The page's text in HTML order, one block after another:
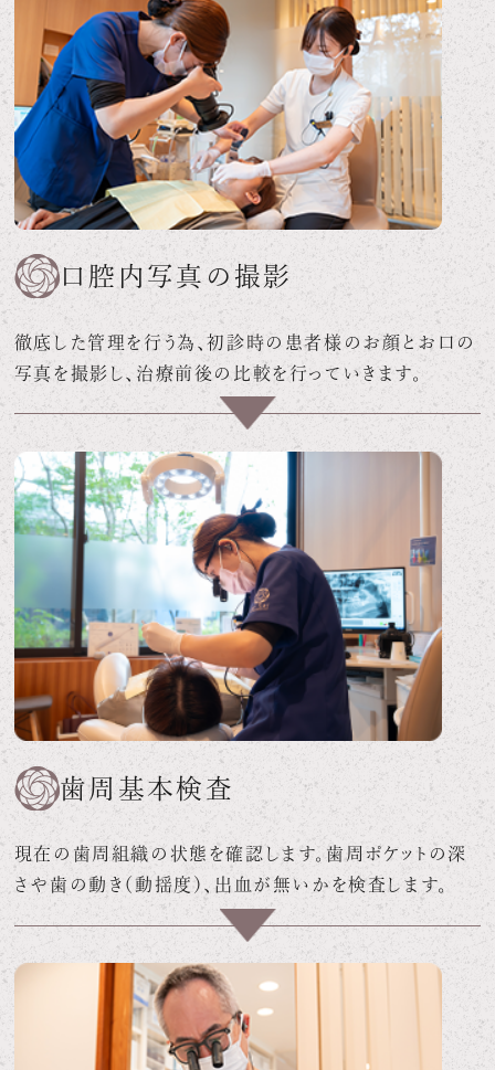
口腔内写真の撮影
徹底した管理を行う為、初診時の患者様のお顔とお口の
写真を撮影し、治療前後の比較を行っていきます。
歯周基本検査
現在の歯周組織の状態を確認します。歯周ポケットの深
さや歯の動き（動揺度）、出血が無いかを検査します。